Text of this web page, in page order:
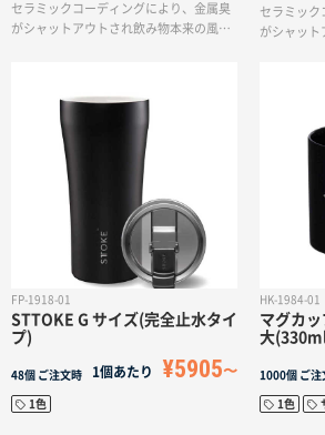
セラミックコーディングにより、金属臭
がシャットアウトされ飲み物本来の風味
より飲み物が漏れにくくなっておりま
セラミック
がシャット
きます。
より飲み
FP-1918-01
STTOKE G サイズ(完全止水タイ
プ)
48個 ご注文時 1個あたり ¥5905
1色
HK-1984-01
マグカ
大
1000個 ご注
1色